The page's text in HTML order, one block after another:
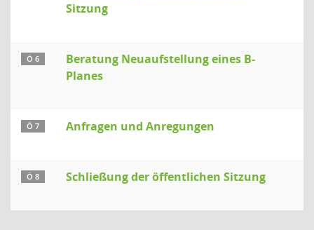
Sitzung
Ö 6
Beratung Neuaufstellung eines B-
Planes
Ö 7 Anfragen und Anregungen
Ö 8 Schließung der öffentlichen Sitzung